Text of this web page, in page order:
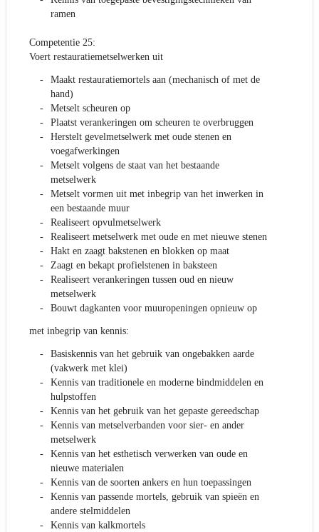
ramen
Competentie 25:
Voert restauratiemetselwerken uit
Maakt restauratiemortels aan (mechanisch of met de
hand)
Metselt scheuren op
Plaatst verankeringen om scheuren te overbruggen
Herstelt gevelmetselwerk met oude stenen en
voegafwerkingen
Metselt volgens de staat van het bestaande
metselwerk
Metselt vormen uit met inbegrip van het inwerken in
een bestaande muur
Realiseert opvulmetselwerk
Realiseert metselwerk met oude en met nieuwe stenen
Hakt en zaagt bakstenen en blokken op maat
Zaagt en bekapt profielstenen in baksteen
Realiseert verankeringen tussen oud en nieuw
metselwerk
Bouwt dagkanten voor muuropeningen opnieuw op
met inbegrip van kennis:
Basiskennis van het gebruik van ongebakken aarde
(vakwerk met klei)
Kennis van traditionele en moderne bindmiddelen en
hulpstoffen
Kennis van het gebruik van het gepaste gereedschap
Kennis van metselverbanden voor sier- en ander
metselwerk
Kennis van het esthetisch verwerken van oude en
nieuwe materialen
Kennis van de soorten ankers en hun toepassingen
Kennis van passende mortels, gebruik van spieën en
andere stelmiddelen
Kennis van kalkmortels